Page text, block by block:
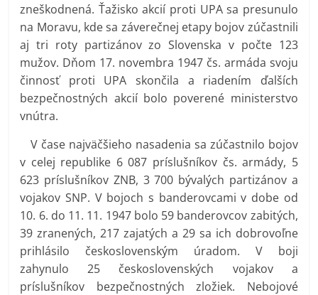
zneškodnená. Ťažisko akcií proti UPA sa presunulo
na Moravu, kde sa záverečnej etapy bojov zúčastnili
aj tri roty partizánov zo Slovenska v počte 123
mužov. Dňom 17. novembra 1947 čs. armáda svoju
činnosť proti UPA skončila a riadením ďalších
bezpečnostných akcií bolo poverené ministerstvo
vnútra.
V čase najväčšieho nasadenia sa zúčastnilo bojov
v celej republike 6 087 príslušníkov čs. armády, 5
623 príslušníkov ZNB, 3 700 bývalých partizánov a
vojakov SNP. V bojoch s banderovcami v dobe od
10. 6. do 11. 11. 1947 bolo 59 banderovcov zabitých,
39 zranených, 217 zajatých a 29 sa ich dobrovoľne
prihlásilo československým úradom. V boji
zahynulo 25 československých vojakov a
príslušníkov bezpečnostných zložiek. Nebojové